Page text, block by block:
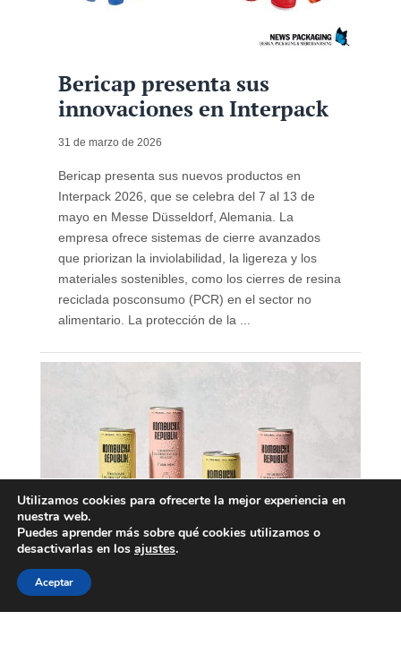
Bericap presenta sus
innovaciones en Interpack
31 de marzo de 2026
Bericap presenta sus nuevos productos en
Interpack 2026, que se celebra del 7 al 13 de
mayo en Messe Düsseldorf, Alemania. La
empresa ofrece sistemas de cierre avanzados
que priorizan la inviolabilidad, la ligereza y los
materiales sostenibles, como los cierres de resina
reciclada posconsumo (PCR) en el sector no
alimentario. La protección de la ...
Nace Kombucha Republik,
Utilizamos cookies para ofrecerte la mejor experiencia en
nuestra web.
Puedes aprender más sobre qué cookies utilizamos o
desactivarlas en los ajustes.
Aceptar